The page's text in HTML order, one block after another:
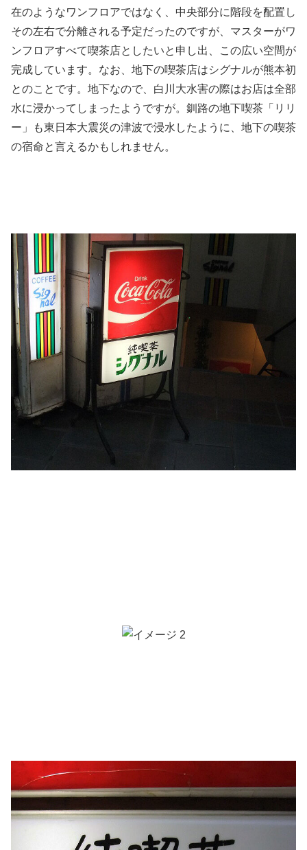
在のようなワンフロアではなく、中央部分に階段を配置し
その左右で分離される予定だったのですが、マスターがワ
ンフロアすべて喫茶店としたいと申し出、この広い空間が
完成しています。なお、地下の喫茶店はシグナルが熊本初
とのことです。地下なので、白川大水害の際はお店は全部
水に浸かってしまったようですが。釧路の地下喫茶「リリ
ー」も東日本大震災の津波で浸水したように、地下の喫茶
の宿命と言えるかもしれません。